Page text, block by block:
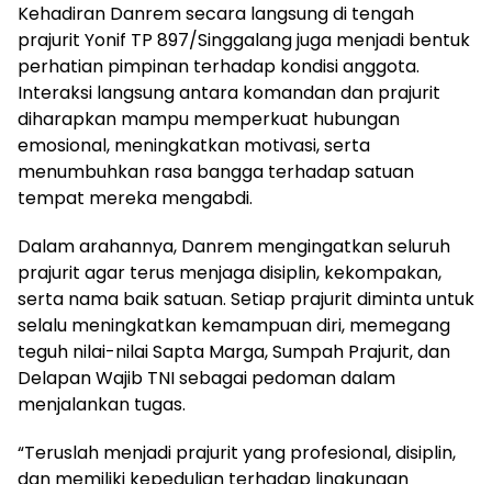
Kehadiran Danrem secara langsung di tengah
prajurit Yonif TP 897/Singgalang juga menjadi bentuk
perhatian pimpinan terhadap kondisi anggota.
Interaksi langsung antara komandan dan prajurit
diharapkan mampu memperkuat hubungan
emosional, meningkatkan motivasi, serta
menumbuhkan rasa bangga terhadap satuan
tempat mereka mengabdi.
Dalam arahannya, Danrem mengingatkan seluruh
prajurit agar terus menjaga disiplin, kekompakan,
serta nama baik satuan. Setiap prajurit diminta untuk
selalu meningkatkan kemampuan diri, memegang
teguh nilai-nilai Sapta Marga, Sumpah Prajurit, dan
Delapan Wajib TNI sebagai pedoman dalam
menjalankan tugas.
“Teruslah menjadi prajurit yang profesional, disiplin,